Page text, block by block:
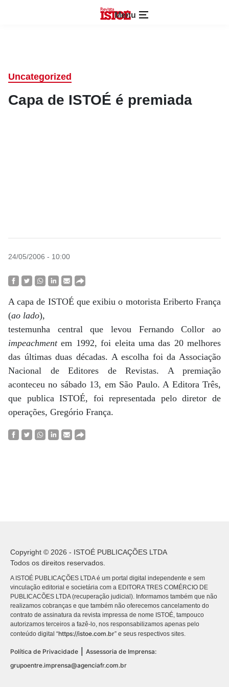
Menu
Uncategorized
Capa de ISTOÉ é premiada
24/05/2006 - 10:00
A capa de ISTOÉ que exibiu o motorista Eriberto França
(ao lado),
testemunha central que levou Fernando Collor ao
impeachmentem 1992, foi eleita uma das 20 melhores
das últimas duas décadas. A escolha foi da Associação
Nacional de Editores de Revistas. A premiação
aconteceu no sábado 13, em São Paulo. A Editora Três,
que publica ISTOÉ, foi representada pelo diretor de
operações, Gregório França.
Copyright © 2026 - ISTOÉ PUBLICAÇÕES LTDA
Todos os direitos reservados.
A ISTOÉ PUBLICAÇÕES LTDA é um portal digital independente e sem
vinculação editorial e societária com a EDITORA TRES COMÉRCIO DE
PUBLICACÕES LTDA (recuperação judicial). Informamos também que não
realizamos cobranças e que também não oferecemos cancelamento do
contrato de assinatura da revista impressa de nome ISTOÉ, tampouco
autorizamos terceiros a fazê-lo, nos responsabilizamos apenas pelo
conteúdo digital “https://istoe.com.br” e seus respectivos sites.
Política de Privacidade
Assessoria de Imprensa:
grupoentre.imprensa@agenciafr.com.br